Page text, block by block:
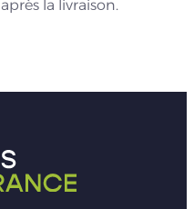
après la livraison.